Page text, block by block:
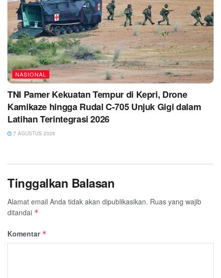
NASIONAL
TNI Pamer Kekuatan Tempur di Kepri, Drone
Kamikaze hingga Rudal C-705 Unjuk Gigi dalam
Latihan Terintegrasi 2026
7 AGUSTUS 2026
Tinggalkan Balasan
Alamat email Anda tidak akan dipublikasikan. Ruas yang wajib
ditandai *
Komentar *